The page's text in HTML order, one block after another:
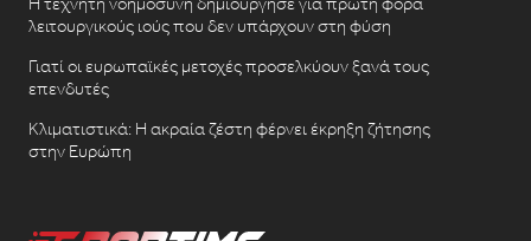
λειτουργικούς ιούς που δεν υπάρχουν στη φύση
Γιατί οι ευρωπαϊκές μετοχές προσελκύουν ξανά τους
επενδυτές
Κλιματιστικά: Η ακραία ζέστη φέρνει έκρηξη ζήτησης
στην Ευρώπη